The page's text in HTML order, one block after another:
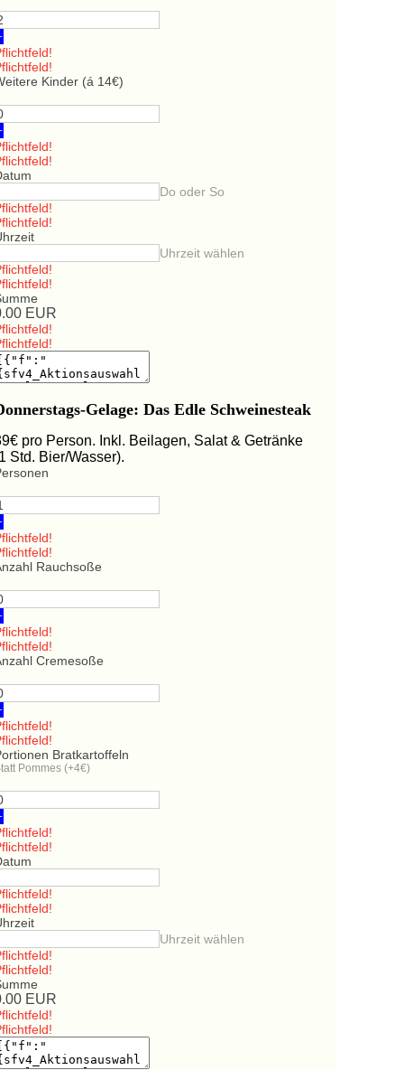
Kinder (á 14€)
Do oder So
Uhrzeit wählen
EUR
Gelage: Das Edle Schweinesteak
pro Person. Inkl. Beilagen, Salat & Getränke
Std. Bier/Wasser).
Rauchsoße
Cremesoße
Bratkartoffeln
Pommes (+4€)
Uhrzeit wählen
EUR